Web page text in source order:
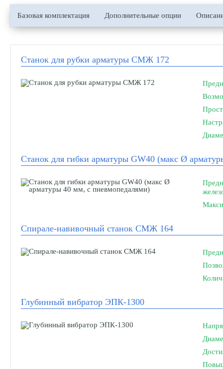
Базовая комплектация Дополнительные опции
Станок для рубки арматуры СМЖ 172
Станок для гибки арматуры GW40 (макс Ø
Спирале-навивочный станок СМЖ 164
Глубинный вибратор ЭПК-1300